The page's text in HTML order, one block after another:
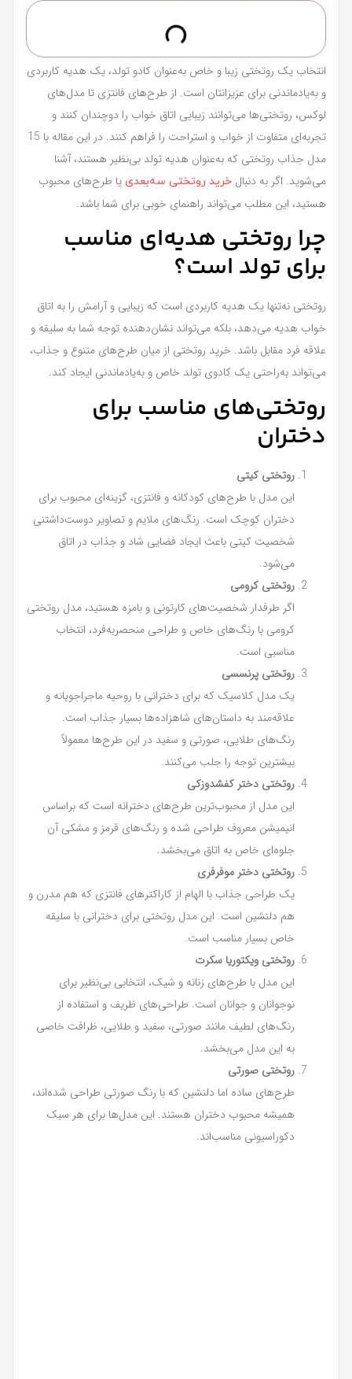
انتخاب یک روتختی زیبا و خاص به‌عنوان کادو تولد، یک هدیه کاربردی
و به‌یادماندنی برای عزیزانتان است. از طرح‌های فانتزی تا مدل‌های
لوکس، روتختی‌ها می‌توانند زیبایی اتاق خواب را دوچندان کنند و
تجربه‌ای متفاوت از خواب و استراحت را فراهم کنند. در این مقاله با 15
مدل جذاب روتختی که به‌عنوان هدیه تولد بی‌نظیر هستند، آشنا
می‌شوید. اگر به دنبال خرید روتختی سه‌بعدی یا طرح‌های محبوب
هستید، این مطلب می‌تواند راهنمای خوبی برای شما باشد.
چرا روتختی هدیه‌ای مناسب
برای تولد است؟
روتختی نه‌تنها یک هدیه کاربردی است که زیبایی و آرامش را به اتاق
خواب هدیه می‌دهد، بلکه می‌تواند نشان‌دهنده توجه شما به سلیقه و
علاقه فرد مقابل باشد. خرید روتختی از میان طرح‌های متنوع و جذاب،
می‌تواند به‌راحتی یک کادوی تولد خاص و به‌یادماندنی ایجاد کند.
روتختی‌های مناسب برای
دختران
روتختی کیتی
این مدل با طرح‌های کودکانه و فانتزی، گزینه‌ای محبوب برای
دختران کوچک است. رنگ‌های ملایم و تصاویر دوست‌داشتنی
شخصیت کیتی باعث ایجاد فضایی شاد و جذاب در اتاق
می‌شود.
روتختی کرومی
اگر طرفدار شخصیت‌های کارتونی و بامزه هستید، مدل روتختی
کرومی با رنگ‌های خاص و طراحی منحصر‌به‌فرد، انتخاب
مناسبی است.
روتختی پرنسسی
یک مدل کلاسیک که برای دخترانی با روحیه ماجراجویانه و
علاقه‌مند به داستان‌های شاهزاده‌ها بسیار جذاب است.
رنگ‌های طلایی، صورتی و سفید در این طرح‌ها معمولاً
بیشترین توجه را جلب می‌کنند.
روتختی دختر کفشدوزکی
این مدل از محبوب‌ترین طرح‌های دخترانه است که براساس
انیمیشن معروف طراحی شده و رنگ‌های قرمز و مشکی آن
جلوه‌ای خاص به اتاق می‌بخشد.
روتختی دختر موفرفری
یک طراحی جذاب با الهام از کاراکترهای فانتزی که هم مدرن و
هم دلنشین است. این مدل روتختی برای دخترانی با سلیقه
خاص بسیار مناسب است.
روتختی ویکتوریا سکرت
این مدل با طرح‌های زنانه و شیک، انتخابی بی‌نظیر برای
نوجوانان و جوانان است. طراحی‌های ظریف و استفاده از
رنگ‌های لطیف مانند صورتی، سفید و طلایی، ظرافت خاصی
به این مدل می‌بخشد.
روتختی صورتی
طرح‌های ساده اما دلنشین که با رنگ صورتی طراحی شده‌اند،
همیشه محبوب دختران هستند. این مدل‌ها برای هر سبک
دکوراسیونی مناسب‌اند.